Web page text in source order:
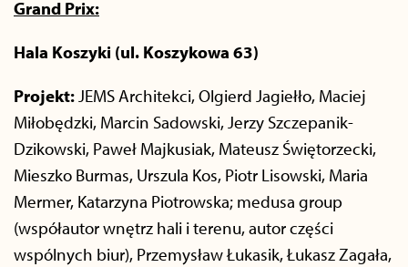
Grand Prix:
Hala Koszyki (ul. Koszykowa 63)
Projekt:JEMS Architekci, Olgierd Jagiełło, Maciej
Miłobędzki, Marcin Sadowski, Jerzy Szczepanik-
Dzikowski, Paweł Majkusiak, Mateusz Świętorzecki,
Mieszko Burmas, Urszula Kos, Piotr Lisowski, Maria
Mermer, Katarzyna Piotrowska; medusa group
(współautor wnętrz hali i terenu, autor części
wspólnych biur), Przemysław Łukasik, Łukasz Zagała,